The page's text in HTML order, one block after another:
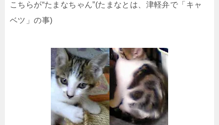
こちらが“たまなちゃん”(たまなとは、津軽弁で「キャ
ベツ」の事)